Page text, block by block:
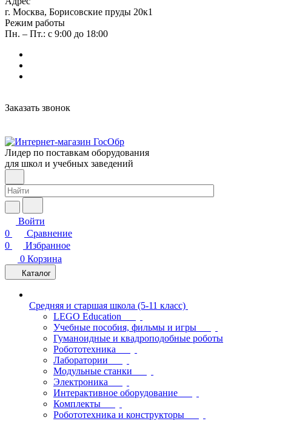
г. Москва, Борисовские пруды 20к1
Режим работы
Пн. – Пт.: с 9:00 до 18:00
Заказать звонок
Лидер по поставкам оборудования
для школ и учебных заведений
Войти
0
Сравнение
0
Избранное
0 Корзина
Каталог
Средняя и старшая школа (5-11 класс)
LEGO Education
Учебные пособия, фильмы и игры
Гуманоидные и квадроподобные роботы
Робототехника
Лаборатории
Модульные станки
Электроника
Интерактивное оборудование
Комплекты
Робототехника и конструкторы